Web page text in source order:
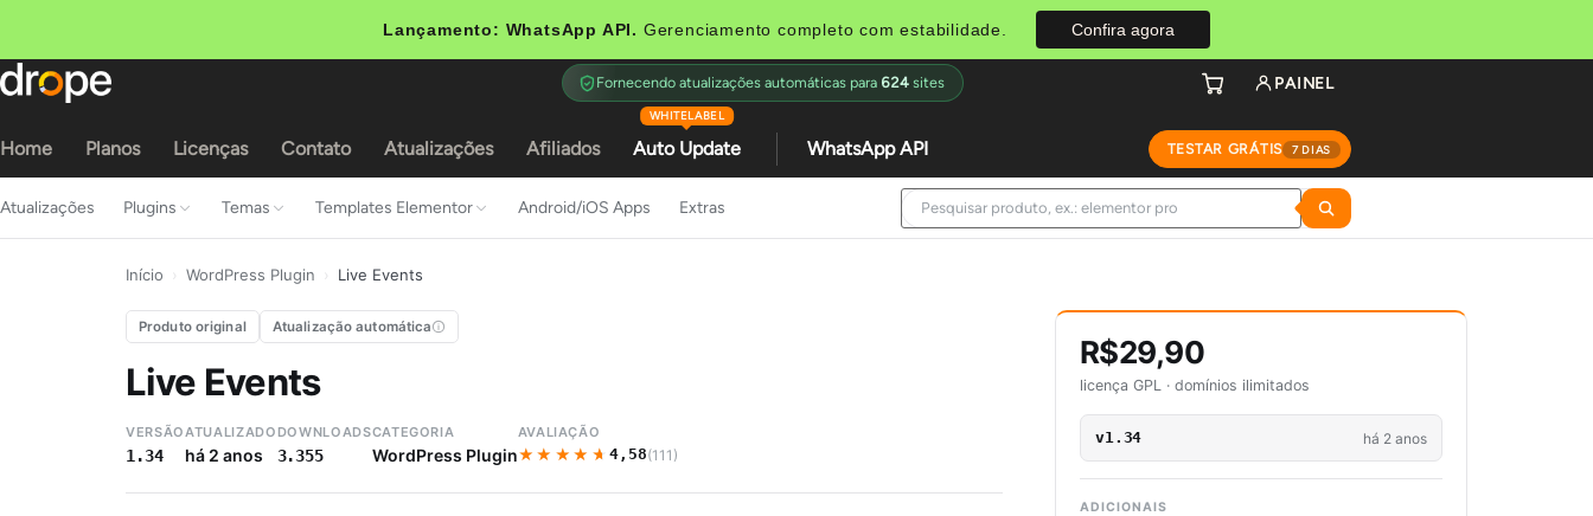
Lançamento: WhatsApp API. Gerenciamento completo com estabilidade. Confira agora
Home Planos Licenças Contato Atualizações Afiliados Auto Update
WHITELABEL
WhatsApp API TESTAR GRÁTIS 7 DIAS
Fornecendo atualizações automáticas para 624 sites PAINEL
Atualizações Plugins Temas Templates Elementor Android/iOS Apps Extras
Início WordPress Plugin Live Events
Produto original Atualização automática
Live Events
VERSÃO
1.34
ATUALIZADO
há 2 anos
DOWNLOADS
3.355
CATEGORIA
WordPress Plugin
AVALIAÇÃO
★★★★★
★★★★★4,58(111)
R$29,90
licença GPL · domínios ilimitados
v1.34 há 2 anos
ADICIONAIS